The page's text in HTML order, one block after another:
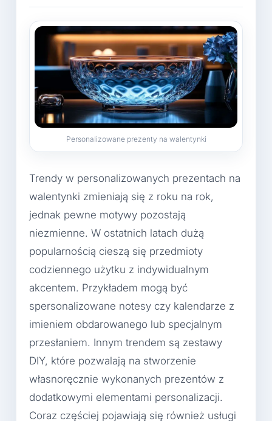
Personalizowane prezenty na walentynki
Trendy w personalizowanych prezentach na
walentynki zmieniają się z roku na rok,
jednak pewne motywy pozostają
niezmienne. W ostatnich latach dużą
popularnością cieszą się przedmioty
codziennego użytku z indywidualnym
akcentem. Przykładem mogą być
spersonalizowane notesy czy kalendarze z
imieniem obdarowanego lub specjalnym
przesłaniem. Innym trendem są zestawy
DIY, które pozwalają na stworzenie
własnoręcznie wykonanych prezentów z
dodatkowymi elementami personalizacji.
Coraz częściej pojawiają się również usługi